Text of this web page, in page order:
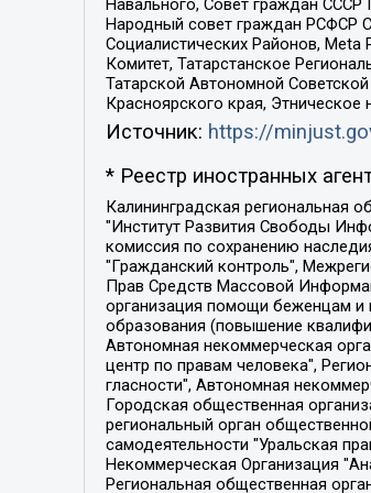
Навального, Совет граждан СССР
Народный совет граждан РСФСР
Социалистических Районов,
Комитет, Татарстанское
Татарской Автономной
Красноярского края,
Источник: https://
* Реестр иностранных
Калининградская региональная общественная организация "Экозащита!-Женсовет", Фонд содействия защите прав и свобод граждан "Общественный вердикт", Фонд "Институт Развития Свободы Информации", Частное учреждение "Информационное агентство МЕМО. РУ", Региональная общественная организация "Общественная комиссия по сохранению наследия академика Сахарова", Фонд поддержки свободы прессы, Санкт-Петербургская общественная правозащитная организация "Гражданский контроль", Межрегиональная общественная организация "Информационно-просветительский центр "Мемориал", Региональный Фонд "Центр Защиты Прав Средств Массовой Информации", с 05.12.2023 Фонд "Центр Защиты Прав Средств массовой информации", Региональная общественная благотворительная организация помощи беженцам и мигрантам "Гражданское содействие", Негосударственное образовательное учреждение дополнительного профессионального образования (повышение квалификации) специалистов "АКАДЕМИЯ ПО ПРАВАМ ЧЕЛОВЕКА", Свердловская региональная общественная организация "Сутяжник", Автономная некоммерческая организация "Центр независимых социологических исследований", Союз общественных объединений "Российский исследовательский центр по правам человека", Региональное общественное учреждение научно-информационный центр "МЕМОРИАЛ", Некоммерческая организация "Фонд защиты гласности", Автономная некоммерческая организация "Институт прав человека", Городская общественная организация "Екатеринбургское общество "МЕМОРИАЛ", Городская общественная организация "Рязанское историко-просветительское и правозащитное общество "Мемориал" (Рязанский Мемориал), Челябинский региональный орган общественной самодеятельности – женское общественное объединение "Женщины Евразии", Челябинский региональный орган общественной самодеятельности "Уральская правозащитная группа", Фонд содействия защите здоровья и социальной справедливости имени Андрея Рылькова, Автономная Некоммерческая Организация "Аналитический Центр Юрия Левады",